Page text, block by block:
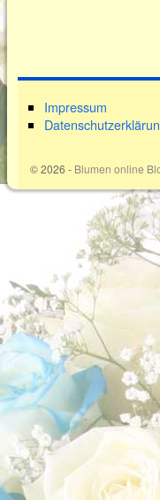
Impressum
© 2026 - Blumen online